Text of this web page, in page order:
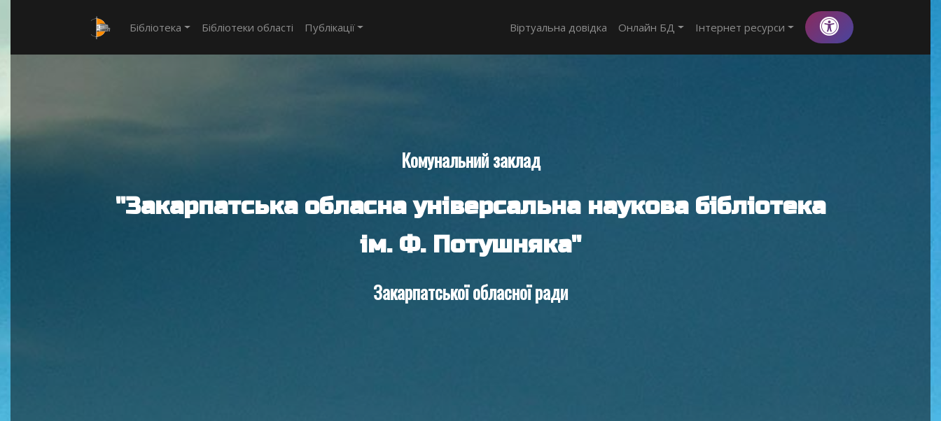
Бібліотека Бібліотеки області Публікації Віртуальна довідка Онлайн БД Інтернет ресурси
Комунальний заклад
"Закарпатська обласна універсальна наукова бібліотека
ім. Ф. Потушняка"
Закарпатської обласної ради